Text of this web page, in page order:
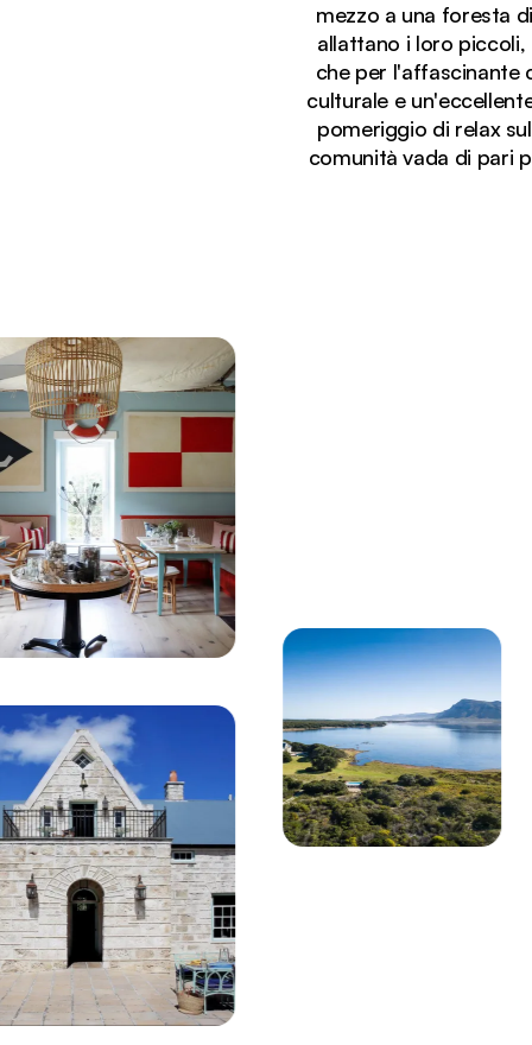
mezzo a una foresta
allattano i loro
che per l'affascinante
culturale e
pomeriggio di relax
comunità vada di pari